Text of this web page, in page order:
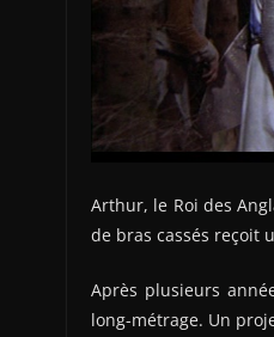
Arthur, le Roi des
de bras cassés reçoit
Après plusieurs
long-métrage. Un